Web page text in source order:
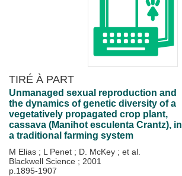
TIRÉ À PART
Unmanaged sexual reproduction and
the dynamics of genetic diversity of a
vegetatively propagated crop plant,
cassava (Manihot esculenta Crantz), in
a traditional farming system
M Elias ; L Penet ; D. McKey ; et al.
Blackwell Science ; 2001
p.1895-1907